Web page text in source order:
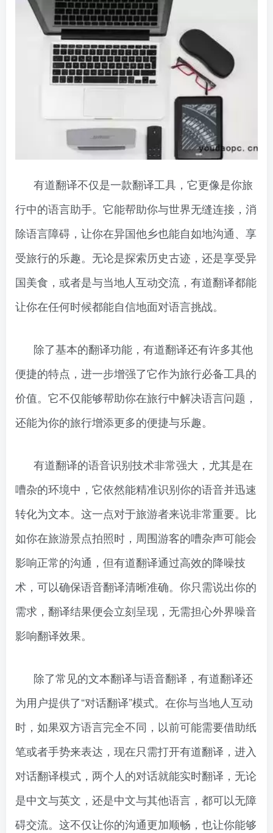
有道翻译不仅是一款翻译工具，它更像是你旅
行中的语言助手。它能帮助你与世界无缝连接，消
除语言障碍，让你在异国他乡也能自如地沟通、享
受旅行的乐趣。无论是探索历史古迹，还是享受异
国美食，或者是与当地人互动交流，有道翻译都能
让你在任何时候都能自信地面对语言挑战。
除了基本的翻译功能，有道翻译还有许多其他
便捷的特点，进一步增强了它作为旅行必备工具的
价值。它不仅能够帮助你在旅行中解决语言问题，
还能为你的旅行增添更多的便捷与乐趣。
有道翻译的语音识别技术非常强大，尤其是在
嘈杂的环境中，它依然能精准识别你的语音并迅速
转化为文本。这一点对于旅游者来说非常重要。比
如你在旅游景点拍照时，周围游客的嘈杂声可能会
影响正常的沟通，但有道翻译通过高效的降噪技
术，可以确保语音翻译清晰准确。你只需说出你的
需求，翻译结果便会立刻呈现，无需担心外界噪音
影响翻译效果。
除了常见的文本翻译与语音翻译，有道翻译还
为用户提供了“对话翻译”模式。在你与当地人互动
时，如果双方语言完全不同，以前可能需要借助纸
笔或者手势来表达，现在只需打开有道翻译，进入
对话翻译模式，两个人的对话就能实时翻译，无论
是中文与英文，还是中文与其他语言，都可以无障
碍交流。这不仅让你的沟通更加顺畅，也让你能够